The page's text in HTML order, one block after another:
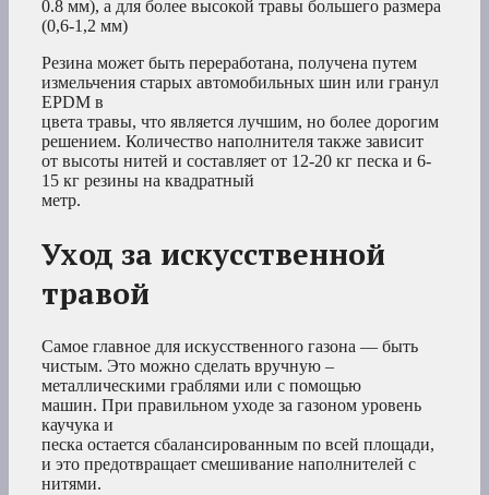
0.8 мм), а для более высокой травы большего размера
(0,6-1,2 мм)
Резина может быть переработана, получена путем
измельчения старых автомобильных шин или гранул
EPDM в
цвета травы, что является лучшим, но более дорогим
решением. Количество наполнителя также зависит
от высоты нитей и составляет от 12-20 кг песка и 6-
15 кг резины на квадратный
метр.
Уход за искусственной
травой
Самое главное для искусственного газона — быть
чистым. Это можно сделать вручную –
металлическими граблями или с помощью
машин. При правильном уходе за газоном уровень
каучука и
песка остается сбалансированным по всей площади,
и это предотвращает смешивание наполнителей с
нитями.